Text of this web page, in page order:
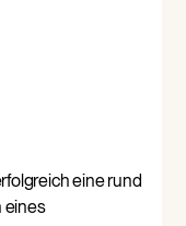
eine rund
eines